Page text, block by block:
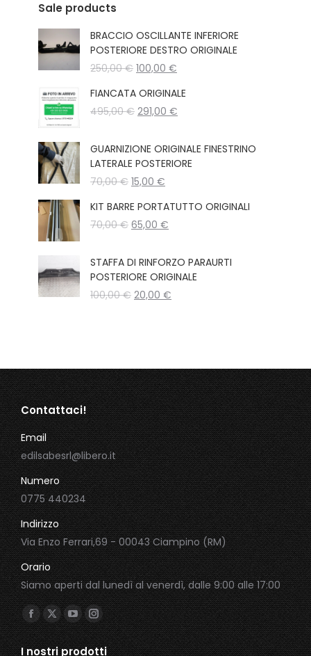
Sale products
BRACCIO OSCILLANTE INFERIORE
POSTERIORE DESTRO ORIGINALE
250,00€ Il
originale
era:
100,00 €
attuale
è:
FIANCATA ORIGINALE
495,00€ Il
era:
495,00 €.
291,00 €
è:
291,00 €.
GUARNIZIONE ORIGINALE FINESTRINO
LATERALE POSTERIORE
70,00€ Il
originale
era:
15,00 €
attuale
è:
KIT BARRE PORTATUTTO ORIGINALI
70,00€ Il
era:
70,00 €.
65,00 €
è:
65,00 €.
STAFFA DI RINFORZO PARAURTI
POSTERIORE ORIGINALE
100,00€ Il
20,00 €
Contattaci!
Email
edilsabesrl@libero.it
Numero
0775 440234
Indirizzo
Via Enzo Ferrari,69 - 00043 Ciampino (RM)
Orario
Siamo aperti dal lunedì al venerdì, dalle 9:00 alle 17:00
Ci puoi trovare su:
Facebook
page
X
page
YouTube
page
Instagram
page
I nostri prodotti